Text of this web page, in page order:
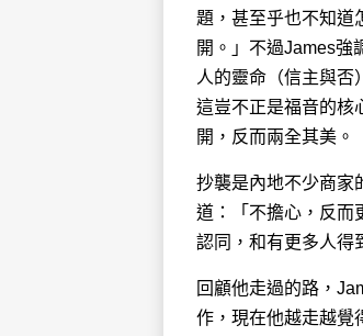
題，甚至乎也不知道
開。」不過James強
人的靈命（信主與否
這豈不正是福音的核
開，反而兩全其美。
抄襲是內地不少商家
道：「不擔心，反而
認同，和有更多人得
回顧他走過的路，
作，現在他越走越覺